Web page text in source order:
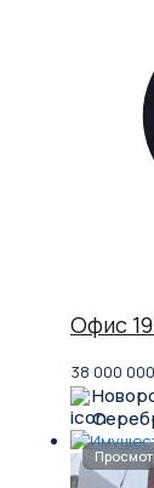
Офис
38 000 000